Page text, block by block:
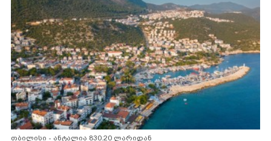
თბილისი - ანტალია 830.20 ლარიდან